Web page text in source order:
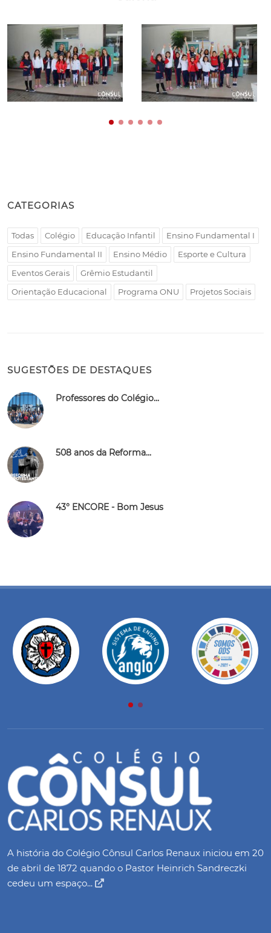
CATEGORIAS
Todas Colégio Educação Infantil
Ensino Fundamental I
Ensino Fundamental II
Ensino Médio
Esporte e Cultura
Eventos Gerais
Grêmio Estudantil
Orientação Educacional
Programa ONU Projetos Sociais
SUGESTÕES DE DESTAQUES
Professores do Colégio...
508 anos da Reforma...
43° ENCORE - Bom Jesus
A história do Colégio Cônsul Carlos Renaux iniciou em 20
de abril de 1872 quando o Pastor Heinrich Sandreczki
cedeu um espaço...